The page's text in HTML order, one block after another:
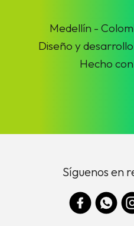
Medellín -
Diseño y
Hecho
Síguenos en